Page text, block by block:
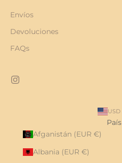
Envíos
Devoluciones
FAQs
País
Afganistán (EUR €)
Albania (EUR €)